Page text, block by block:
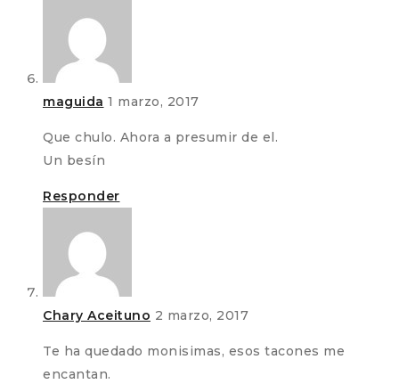
maguida 1 marzo, 2017
Que chulo. Ahora a presumir de el.
Un besín
Responder
Chary Aceituno 2 marzo, 2017
Te ha quedado monisimas, esos tacones me
encantan.